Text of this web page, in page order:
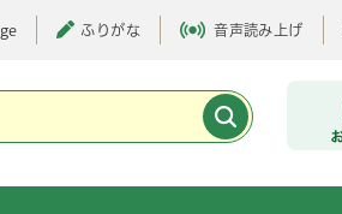
ふりがな 音声読み上げ